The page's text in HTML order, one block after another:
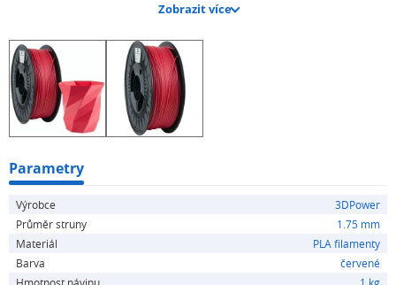
Vysoká kvalita tištěného povrchu
Matný povrch finálního výtisku
Vysoká adheze vrstev
Snížená viditelnost vrstev ve srovnání s jinými PLA
filamenty
Bez zápachu během tisku
Technické údaje o filamentu:
Průměr: 1,75 mm
Dimensionální tolerance: ± 0,03 mm
Hustota: 1,29 g/cm³
Zobrazit více
Parametry
Výrobce
3DPower
Průměr struny
1.75 mm
Materiál
PLA filamenty
Barva
červené